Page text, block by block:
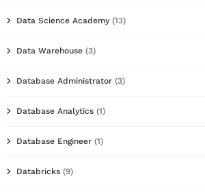
Data Science Academy (13)
Data Warehouse (3)
Database Administrator (3)
Database Analytics (1)
Database Engineer (1)
Databricks (9)